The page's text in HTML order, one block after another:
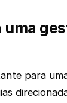
uma
para